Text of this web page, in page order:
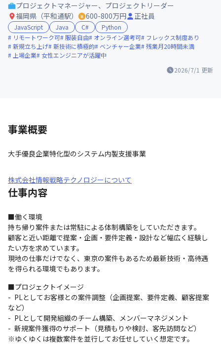
2026/7/1 更新
プロジェクトマネージャー、プロジェクトリーダー
福岡県（平和通駅）
600-800万円 正社員
JavaScript Java C#
Python
リモートワーク可 服装自由 オンライン選考可
フレックス制度あり
新規立ち上げ 新技術に積極的 ベンチャー企業 残業月20時間未満
上場企業
女性エンジニアが活躍中
事業概要
大手優良企業特化型のシステム内製支援事業
株式会社情報戦略テクノロジーについて
仕事内容
■働く環境
持ち帰り案件または常駐による体制構築をしていただきます。
顧客と近い距離で提案・企画・要件定義・設計など幅広く経験し
たい方を求めています。
現地の仕事だけでなく、東京の案件もあるため最新技術・高待遇
を得られる環境でもあります。
■プロジェクトイメージ
- PLとしてお客様との案件調整（企画提案、要件定義、顧客提案
など）
- PLとして開発組織のチーム構築、メンバーマネジメント
- 新規案件獲得のサポート（見積もりや検討、客先訪問など）
※ゆくゆくは複数案件を並行してお任せしていく想定です。